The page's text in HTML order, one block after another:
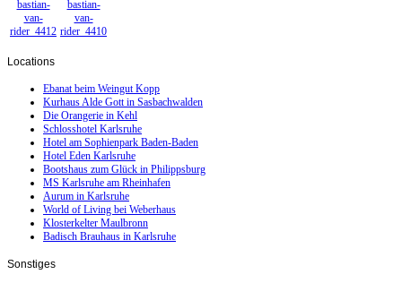
Locations
Ebanat beim Weingut Kopp
Kurhaus Alde Gott in Sasbachwalden
Die Orangerie in Kehl
Schlosshotel Karlsruhe
Hotel am Sophienpark Baden-Baden
Hotel Eden Karlsruhe
Bootshaus zum Glück in Philippsburg
MS Karlsruhe am Rheinhafen
Aurum in Karlsruhe
World of Living bei Weberhaus
Klosterkelter Maulbronn
Badisch Brauhaus in Karlsruhe
Sonstiges